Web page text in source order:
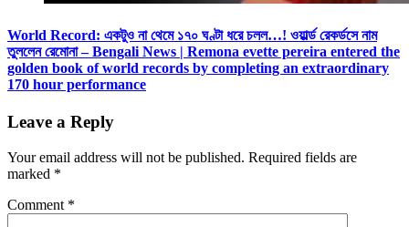
World Record: একটুও না থেমে ১৭০ ঘণ্টা ধরে চলল…! ওয়ার্ল্ড রেকর্ডসে নাম
তুললেন রেমোনা – Bengali News | Remona evette pereira entered the
golden book of world records by completing an extraordinary
170 hour performance
Leave a Reply
Your email address will not be published. Required fields are
marked *
Comment *